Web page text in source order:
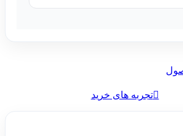
تجربه های خرید